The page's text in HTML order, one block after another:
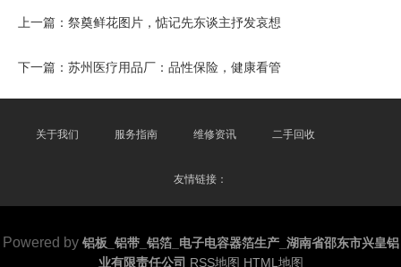
上一篇： 祭奠鲜花图片，惦记先东谈主抒发哀想
下一篇： 苏州医疗用品厂：品性保险，健康看管
关于我们 服务指南 维修资讯 二手回收
友情链接：
Powered by 铝板_铝带_铝箔_电子电容器箔生产_湖南省邵东市兴皇铝
业有限责任公司 RSS地图 HTML地图